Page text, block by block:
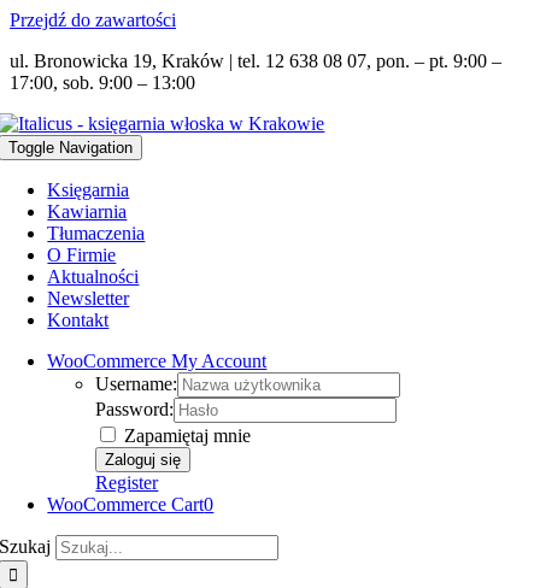
Przejdź do zawartości
ul. Bronowicka 19, Kraków | tel. 12 638 08 07, pon. – pt. 9:00 –
17:00, sob. 9:00 – 13:00
Toggle Navigation
Księgarnia
Kawiarnia
Tłumaczenia
O Firmie
Aktualności
Newsletter
Kontakt
WooCommerce My Account
Username:
Password:
Zapamiętaj mnie
Register
WooCommerce Cart0
Szukaj